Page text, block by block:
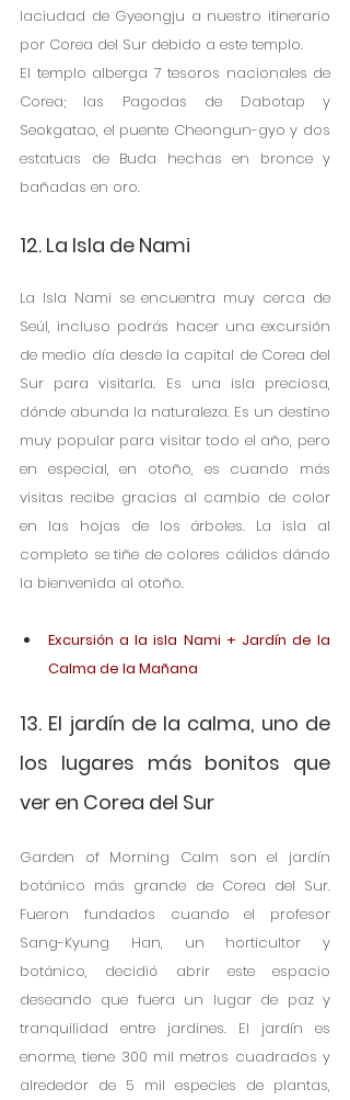
laciudad de Gyeongju a nuestro itinerario
por Corea del Sur debido a este templo.
El templo alberga 7 tesoros nacionales de
Corea; las Pagodas de Dabotap y
Seokgatao, el puente Cheongun-gyo y dos
estatuas de Buda hechas en bronce y
bañadas en oro.
12. La Isla de Nami
La Isla Nami se encuentra muy cerca de
Seúl, incluso podrás hacer una excursión
de medio día desde la capital de Corea del
Sur para visitarla. Es una isla preciosa,
dónde abunda la naturaleza. Es un destino
muy popular para visitar todo el año, pero
en especial, en otoño, es cuando más
visitas recibe gracias al cambio de color
en las hojas de los árboles. La isla al
completo se tiñe de colores cálidos dándo
la bienvenida al otoño.
Excursión a la isla Nami + Jardín de la
Calma de la Mañana
13. El jardín de la calma, uno de
los lugares más bonitos que
ver en Corea del Sur
Garden of Morning Calm son el jardín
botánico más grande de Corea del Sur.
Fueron fundados cuando el profesor
Sang-Kyung Han, un horticultor y
botánico, decidió abrir este espacio
deseando que fuera un lugar de paz y
tranquilidad entre jardines. El jardín es
enorme, tiene 300 mil metros cuadrados y
alrededor de 5 mil especies de plantas,